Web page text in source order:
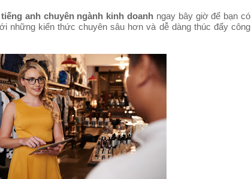
tiếng anh chuyên ngành kinh doanh ngay bây giờ để bạn có
những kiến thức chuyên sâu hơn và dễ dàng thúc đẩy công